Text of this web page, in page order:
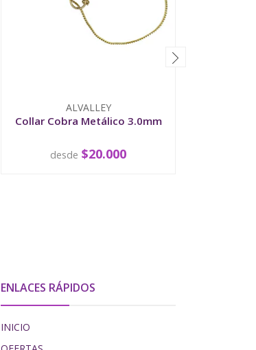
ALVALLEY
Collar Cobra Metálico 3.0mm
VER OPCIONES
desde $20.000
ENLACES RÁPIDOS
INICIO